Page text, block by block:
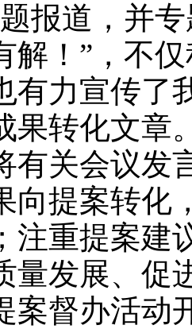
报道，并
解！”，不
有力宣传了
果转化文章
有关会议发
向提案转化
注重提案建
量发展、促
案督办活动